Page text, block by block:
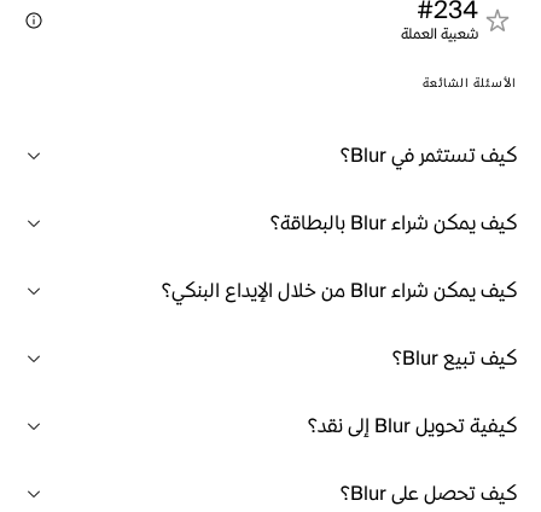
#234
شعبية العملة
الأسئلة الشائعة
كيف تستثمر في Blur؟
كيف يمكن شراء Blur بالبطاقة؟
كيف يمكن شراء Blur من خلال الإيداع البنكي؟
كيف تبيع Blur؟
كيفية تحويل Blur إلى نقد؟
كيف تحصل على Blur؟